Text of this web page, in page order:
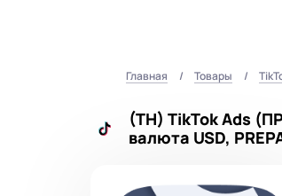
Главная Товары
(TH) TikTok Ads
валюта USD,